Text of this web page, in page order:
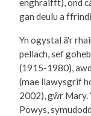
enghraifft), ond
gan deulu a
Yn ogystal â'r
pellach, sef
(1915-1980),
(mae llawysgrif
2002), gŵr Mary.
Powys,